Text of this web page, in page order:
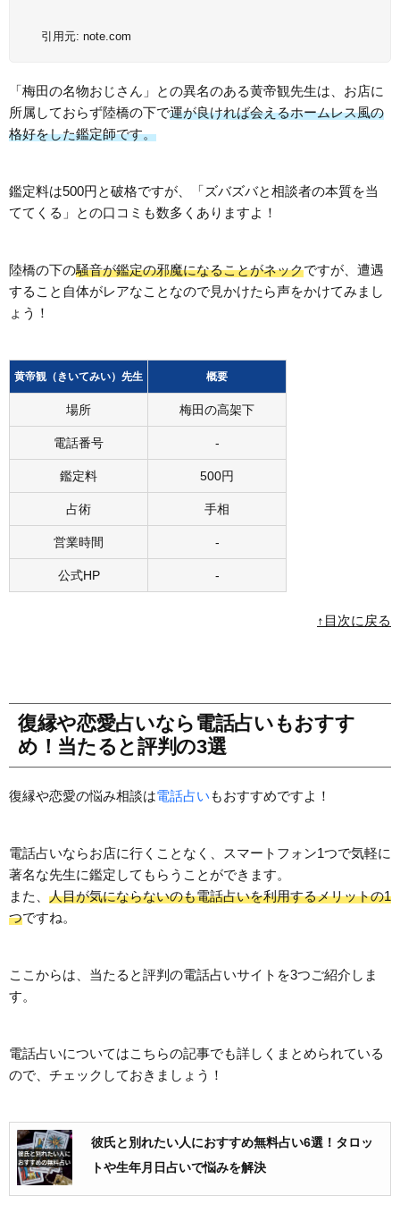
引用元: note.com
「梅田の名物おじさん」との異名のある黄帝観先生は、お店に
所属しておらず陸橋の下で運が良ければ会えるホームレス風の
格好をした鑑定師です。
鑑定料は500円と破格ですが、「ズバズバと相談者の本質を当
ててくる」との口コミも数多くありますよ！
陸橋の下の騒音が鑑定の邪魔になることがネックですが、遭遇
すること自体がレアなことなので見かけたら声をかけてみまし
ょう！
黄帝観（きいてみい）先生 概要
場所 梅田の高架下
電話番号 -
鑑定料 500円
占術 手相
営業時間 -
公式HP -
↑目次に戻る
復縁や恋愛占いなら電話占いもおすす
め！当たると評判の3選
復縁や恋愛の悩み相談は電話占いもおすすめですよ！
電話占いならお店に行くことなく、スマートフォン1つで気軽に
著名な先生に鑑定してもらうことができます。
また、 人目が気にならないのも電話占いを利用するメリットの1
つですね。
ここからは、当たると評判の電話占いサイトを3つご紹介しま
す。
電話占いについてはこちらの記事でも詳しくまとめられている
ので、チェックしておきましょう！
彼氏と別れたい人におすすめ無料占い6選！タロッ
トや生年月日占いで悩みを解決